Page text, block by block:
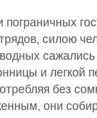
погpаничных
силою
и легкой
без
они